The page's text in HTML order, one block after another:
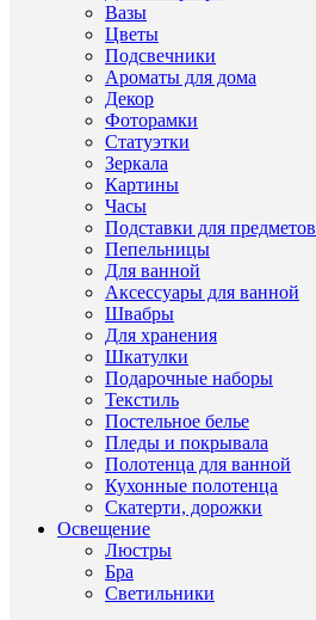
Вазы
Цветы
Подсвечники
Ароматы для дома
Декор
Фоторамки
Статуэтки
Зеркала
Картины
Часы
Подставки для предметов
Пепельницы
Для ванной
Аксессуары для ванной
Швабры
Для хранения
Шкатулки
Подарочные наборы
Текстиль
Постельное белье
Пледы и покрывала
Полотенца для ванной
Кухонные полотенца
Скатерти, дорожки
Освещение
Люстры
Бра
Светильники